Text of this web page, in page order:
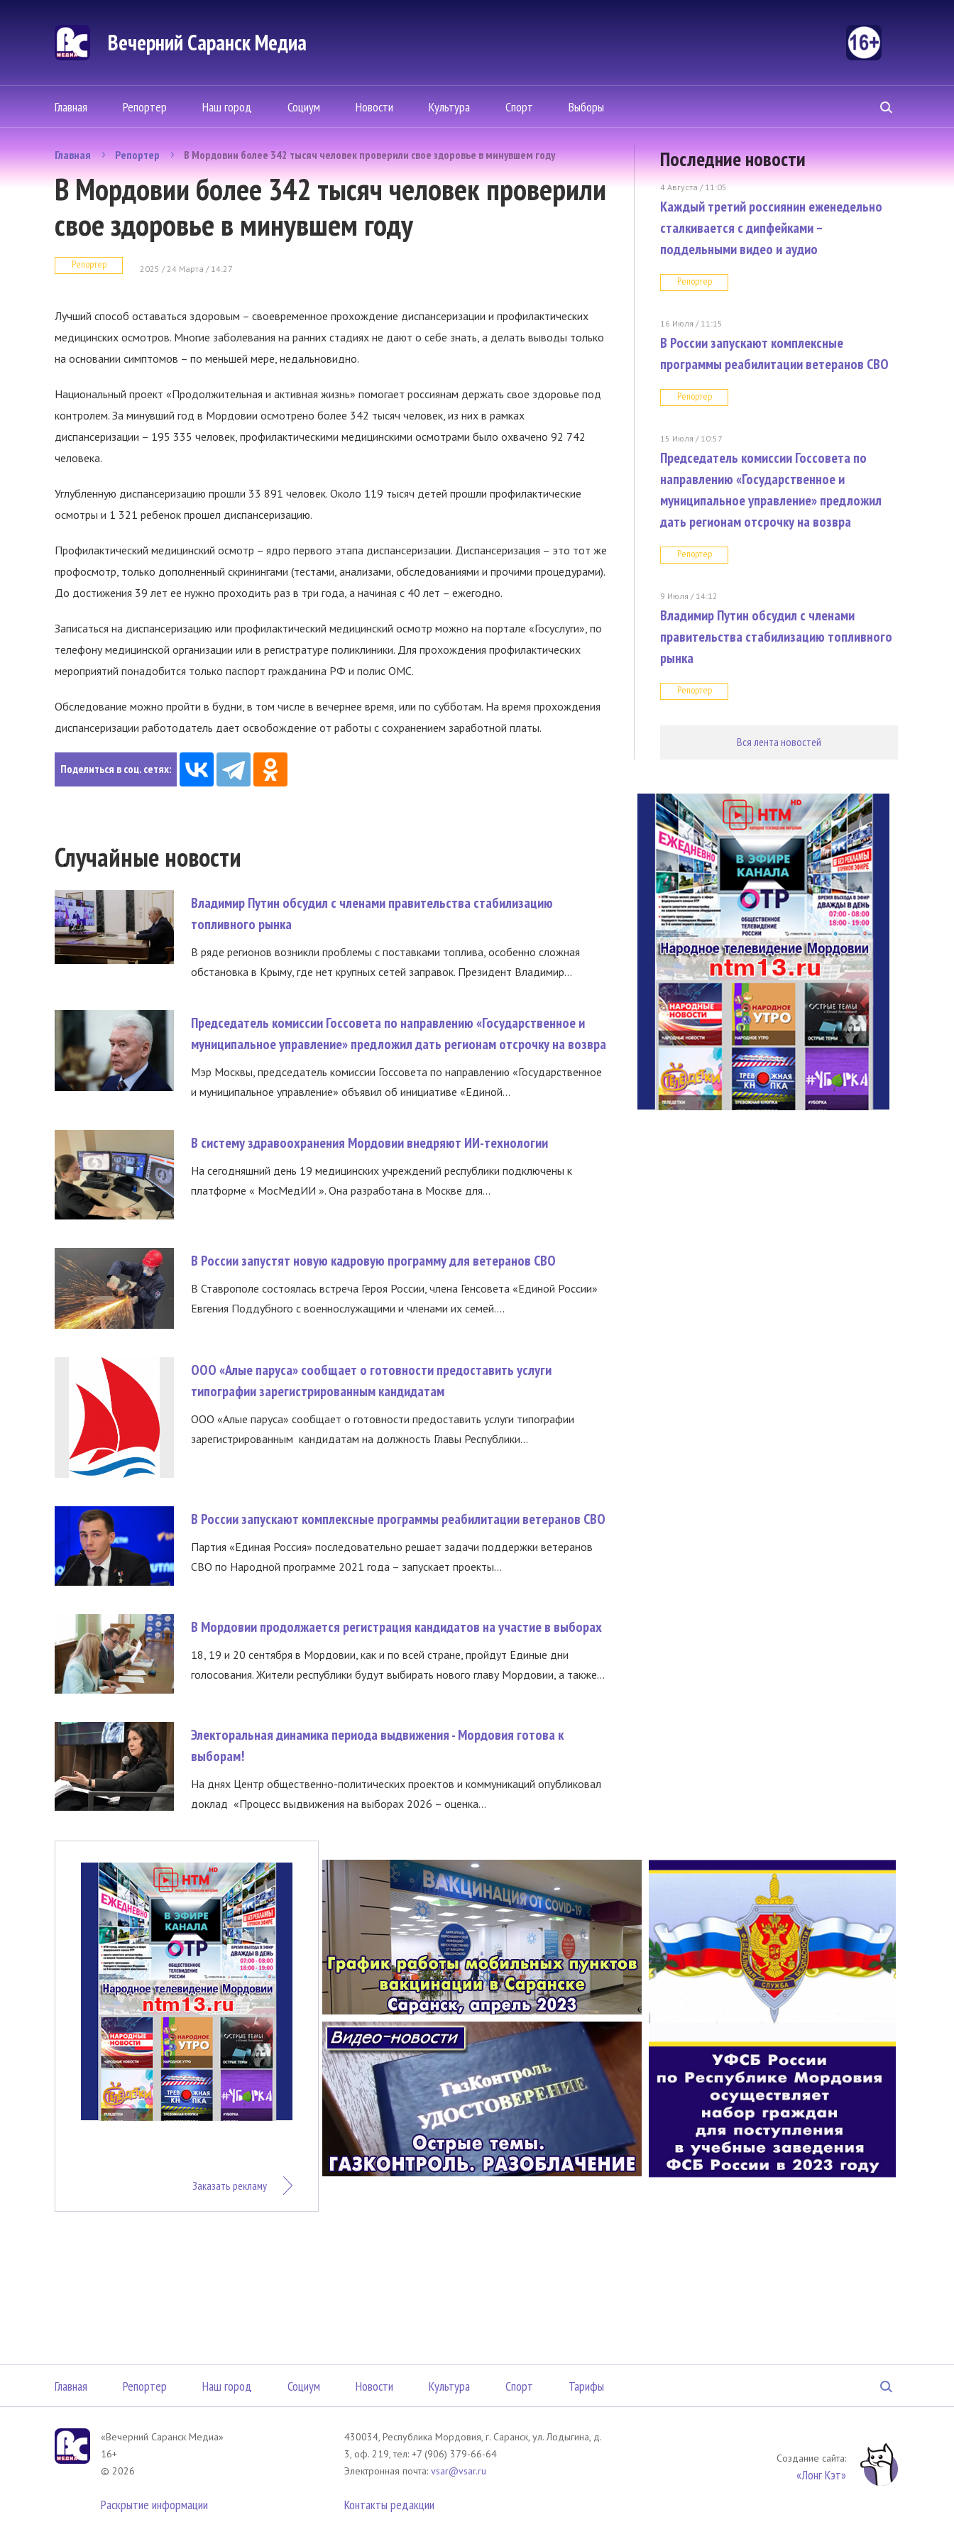
Вечерний Саранск Mедиа
Главная Репортер Наш город Социум Новости Культура Спорт Выборы
Главная Репортер В Мордовии более 342 тысяч человек проверили свое здоровье в минувшем году
В Мордовии более 342 тысяч человек проверили
свое здоровье в минувшем году
Репортер 2025 / 24 Марта / 14:27
Лучший способ оставаться здоровым – своевременное прохождение диспансеризации и профилактических
медицинских осмотров. Многие заболевания на ранних стадиях не дают о себе знать, а делать выводы только
на основании симптомов – по меньшей мере, недальновидно.
Национальный проект «Продолжительная и активная жизнь» помогает россиянам держать свое здоровье под
контролем. За минувший год в Мордовии осмотрено более 342 тысяч человек, из них в рамках
диспансеризации – 195 335 человек, профилактическими медицинскими осмотрами было охвачено 92 742
человека.
Углубленную диспансеризацию прошли 33 891 человек. Около 119 тысяч детей прошли профилактические
осмотры и 1 321 ребенок прошел диспансеризацию.
Профилактический медицинский осмотр – ядро первого этапа диспансеризации. Диспансеризация – это тот же
профосмотр, только дополненный скринингами (тестами, анализами, обследованиями и прочими процедурами).
До достижения 39 лет ее нужно проходить раз в три года, а начиная с 40 лет – ежегодно.
Записаться на диспансеризацию или профилактический медицинский осмотр можно на портале «Госуслуги», по
телефону медицинской организации или в регистратуре поликлиники. Для прохождения профилактических
мероприятий понадобится только паспорт гражданина РФ и полис ОМС.
Обследование можно пройти в будни, в том числе в вечернее время, или по субботам. На время прохождения
диспансеризации работодатель дает освобождение от работы с сохранением заработной платы.
Поделиться в соц. сетях:
Случайные новости
Владимир Путин обсудил с членами правительства стабилизацию
топливного рынка
В ряде регионов возникли проблемы с поставками топлива, особенно сложная
обстановка в Крыму, где нет крупных сетей заправок. Президент Владимир...
Председатель комиссии Госсовета по направлению «Государственное и
муниципальное управление» предложил дать регионам отсрочку на возвра
Мэр Москвы, председатель комиссии Госсовета по направлению «Государственное
и муниципальное управление» объявил об инициативе «Единой...
В систему здравоохранения Мордовии внедряют ИИ-технологии
На сегодняшний день 19 медицинских учреждений республики подключены к
платформе « МосМедИИ ». Она разработана в Москве для...
В России запустят новую кадровую программу для ветеранов СВО
В Ставрополе состоялась встреча Героя России, члена Генсовета «Единой России»
Евгения Поддубного с военнослужащими и членами их семей....
ООО «Алые паруса» сообщает о готовности предоставить услуги
типографии зарегистрированным кандидатам
ООО «Алые паруса» сообщает о готовности предоставить услуги типографии
зарегистрированным кандидатам на должность Главы Республики...
В России запускают комплексные программы реабилитации ветеранов СВО
Партия «Единая Россия» последовательно решает задачи поддержки ветеранов
СВО по Народной программе 2021 года – запускает проекты...
В Мордовии продолжается регистрация кандидатов на участие в выборах
18, 19 и 20 сентября в Мордовии, как и по всей стране, пройдут Единые дни
голосования. Жители республики будут выбирать нового главу Мордовии, а также...
Электоральная динамика периода выдвижения - Мордовия готова к
выборам!
На днях Центр общественно-политических проектов и коммуникаций опубликовал
доклад «Процесс выдвижения на выборах 2026 – оценка...
Последние новости
4 Августа / 11:05
Каждый третий россиянин еженедельно
сталкивается с дипфейками –
поддельными видео и аудио
Репортер
16 Июля / 11:15
В России запускают комплексные
программы реабилитации ветеранов СВО
Репортер
15 Июля / 10:57
Председатель комиссии Госсовета по
направлению «Государственное и
муниципальное управление» предложил
дать регионам отсрочку на возвра
Репортер
9 Июля / 14:12
Владимир Путин обсудил с членами
правительства стабилизацию топливного
рынка
Репортер
Вся лента новостей
Заказать рекламу
Главная Репортер Наш город Социум Новости Культура Спорт Тарифы
«Вечерний Саранск Mедиа»
16+
© 2026
Раскрытие информации
430034, Республика Мордовия, г. Саранск, ул. Лодыгина, д.
3, оф. 219, тел: +7 (906) 379-66-64
Электронная почта: vsar@vsar.ru
Контакты редакции
Создание сайта:
«Лонг Кэт»